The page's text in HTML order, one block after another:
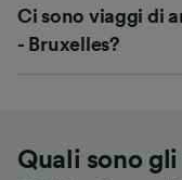
Ci sono viaggi di
- Bruxelles?
Quali sono